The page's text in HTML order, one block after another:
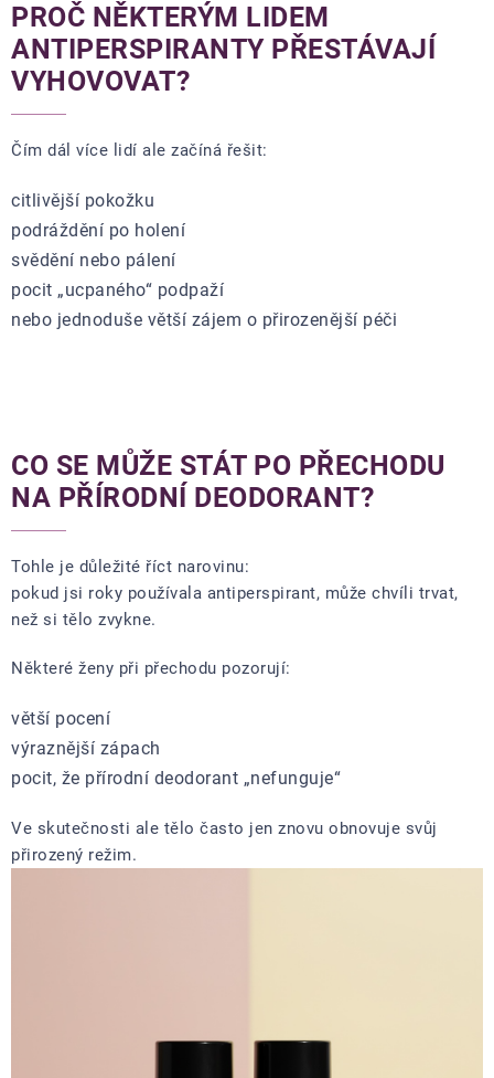
PROČ NĚKTERÝM LIDEM
ANTIPERSPIRANTY PŘESTÁVAJÍ
VYHOVOVAT?
Čím dál více lidí ale začíná řešit:
citlivější pokožku
podráždění po holení
svědění nebo pálení
pocit „ucpaného“ podpaží
nebo jednoduše větší zájem o přirozenější péči
CO SE MŮŽE STÁT PO PŘECHODU
NA PŘÍRODNÍ DEODORANT?
Tohle je důležité říct narovinu:
pokud jsi roky používala antiperspirant, může chvíli trvat,
než si tělo zvykne.
Některé ženy při přechodu pozorují:
větší pocení
výraznější zápach
pocit, že přírodní deodorant „nefunguje“
Ve skutečnosti ale tělo často jen znovu obnovuje svůj
přirozený režim.